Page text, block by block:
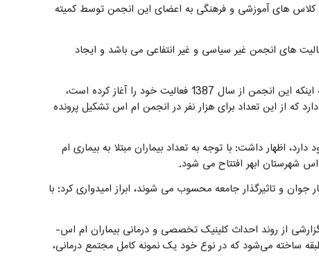
کلاس های آموزشی و فرهنگی به اعضای این انجمن توسط کمیته
های انجمن غیر سیاسی و غیر انتفاعی می باشد و ایجاد
رییس هیئت مدیره انجمن خیریه حمایت از بیماران ام اس استان زنجان نیز با اشاره به اینکه این انجمن از سال 1387 فعالیت خود را آغاز کرده است،
و 500 بیمار مبتلا به ام اس وجود دارد که از این تعداد برای هزار نفر در انجمن ام اس تشکیل پرونده
الی 250 نفر مبتلا به این بیماری وجود دارد، اظهار داشت: با توجه به تعداد بیماران مبتلا به بیماری ام
شهرستان ابهر افتتاح می شود.
سال شایع تر هستند و جزو اقشار جوان و تاثیرگذار جامعه محسوب می شوند، ابراز امیدواری کرد: با
از روند احداث کلینیک تخصصی و درمانی بیماران ام اس-
بنی هاشم (ع) اظهار داشت: این مجتمع در مساحتی بالغ بر 5 هزار مترمربع در 4 طبقه ساخته می‌شود که در نوع خود یک نمونه کامل مجتمع درمانی،